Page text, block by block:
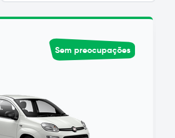
Sem preocupações